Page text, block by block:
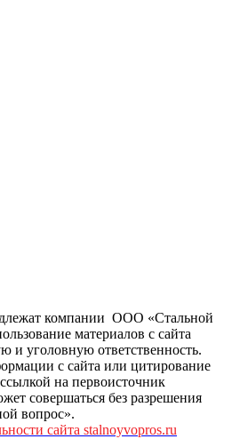
компании ООО «Стальной
материалов с сайта
и уголовную ответственность.
с сайта или цитирование
на первоисточник
совершаться без разрешения
вопрос».
сайта stalnoyvopros.ru